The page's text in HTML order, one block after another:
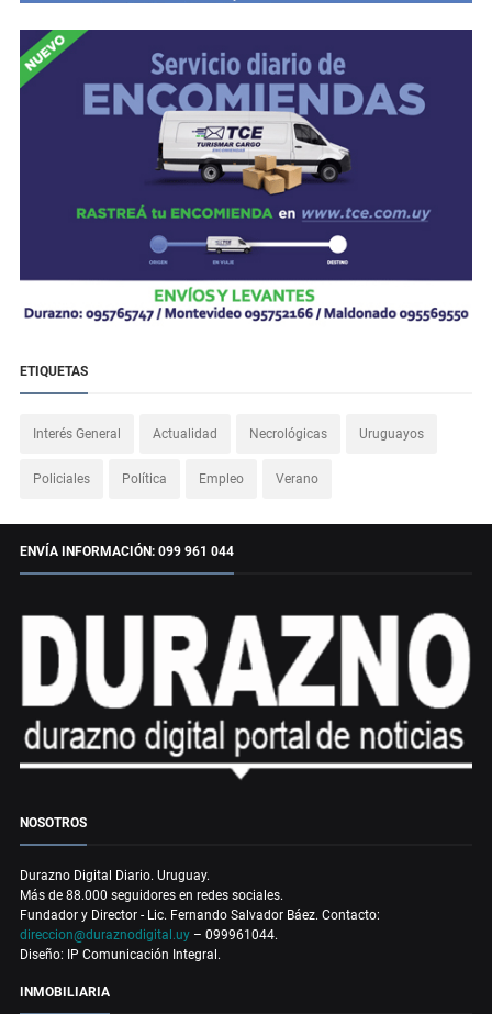
ETIQUETAS
Interés General Actualidad Necrológicas Uruguayos
Policiales Política Empleo Verano
ENVÍA INFORMACIÓN: 099 961 044
NOSOTROS
Durazno Digital Diario. Uruguay.
Más de 88.000 seguidores en redes sociales.
Fundador y Director - Lic. Fernando Salvador Báez. Contacto:
direccion@duraznodigital.uy – 099961044.
Diseño: IP Comunicación Integral.
INMOBILIARIA